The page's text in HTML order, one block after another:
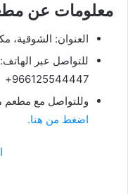
معلومات عن
العنوان: الشوقية،
للتواصل عبر الهاتف:
966125544447+
وللتواصل مع مطعم
اضغط من هنا.